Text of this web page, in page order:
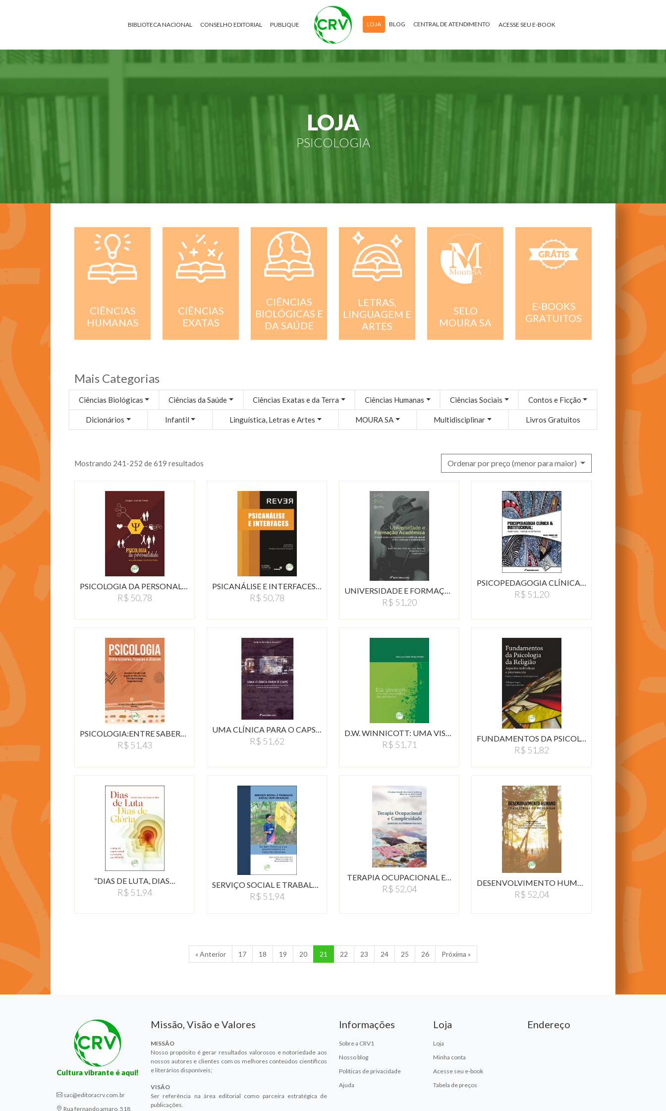
BIBLIOTECA NACIONAL CONSELHO EDITORIAL PUBLIQUE LOJA BLOG CENTRAL DE ATENDIMENTO ACESSE SEU E-BOOK
LOJA
PSICOLOGIA
CIÊNCIAS
HUMANAS
CIÊNCIAS
EXATAS
CIÊNCIAS
BIOLÓGICAS E
DA SAÚDE
LETRAS,
LINGUAGEM E
ARTES
SELO
MOURA SA
E-BOOKS
GRATUITOS
Mais Categorias
Ciências Biológicas Ciências da Saúde Ciências Exatas e da Terra Ciências Humanas Ciências Sociais Contos e Ficção
Dicionários Infantil Linguística, Letras e Artes MOURA SA Multidisciplinar Livros Gratuitos
Mostrando 241-252 de 619 resultados Ordenar por preço (menor para maior)
PSICOLOGIA DA PERSONALIDADE:UMA…
R$ 50,78
PSICANÁLISE E INTERFACES…
R$ 50,78 R$ 51,20
PSICOPEDAGOGIA CLÍNICA…
R$ 51,20
R$ 51,43 R$ 51,62
D.W. WINNICOTT: UMA VISÃO…
R$ 51,71 R$ 51,82
“DIAS DE LUTA, DIAS…
R$ 51,94 R$ 51,94
TERAPIA OCUPACIONAL E…
R$ 52,04 R$ 52,04
« Anterior 17 18 19 20 21 22 23 24 25 26 Próxima »
Cultura vibrante é aqui!
sac@editoracrv.com.br
Rua fernando amaro, 518
Missão, Visão e Valores
MISSÃO
Nosso propósito é gerar resultados valorosos e notoriedade aos
nossos autores e clientes com os melhores conteúdos científicos
e literários disponíveis;
VISÃO
Ser referência na área editorial como parceira estratégica de
publicações.
Informações
Sobre a CRV1
Nosso blog
Políticas de privacidade
Ajuda
Loja
Loja
Minha conta
Acesse seu e-book
Tabela de preços
Endereço